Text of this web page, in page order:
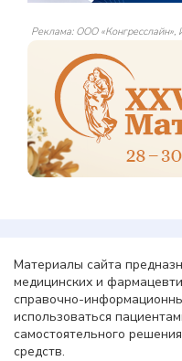
Реклама: ООО
Материалы сайта
медицинских и
справочно-
использоваться
самостоятельного
средств.